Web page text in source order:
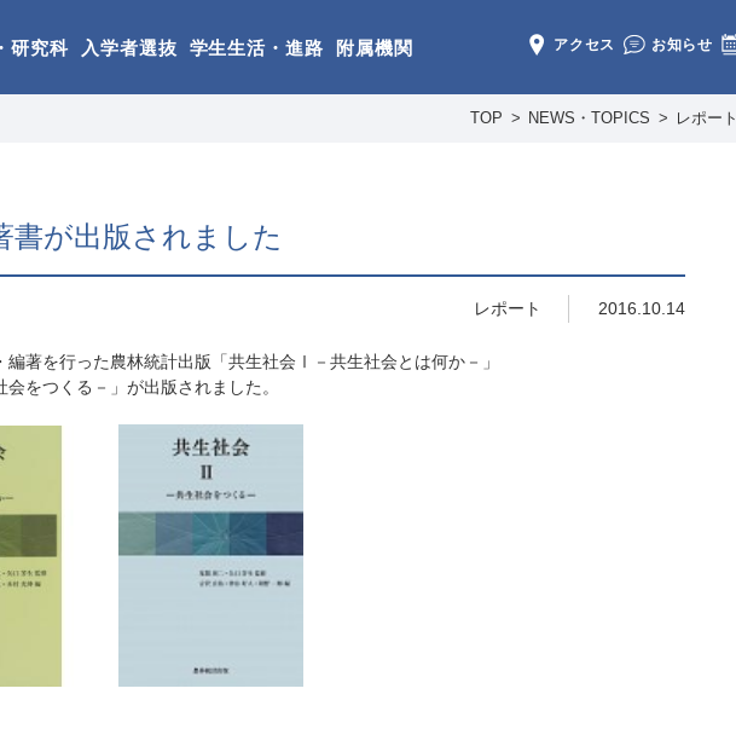
研究科 入学者選抜 学生生活・進路 附属機関 アクセス お知らせ
TOP NEWS・TOPICS レポート
書が出版されました
レポート 2016.10.14
編著を行った農林統計出版「共生社会Ⅰ－共生社会とは何か－」
をつくる－」が出版されました。